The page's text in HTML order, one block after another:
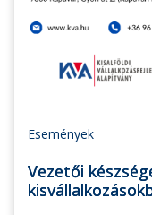
Események
Vezetői